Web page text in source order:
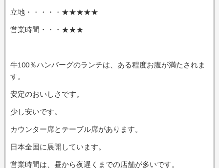
立地・・・・・★★★★★
営業時間・・・★★★
牛100％ハンバーグのランチは、ある程度お腹が満たされま
す。
安定のおいしさです。
少し安いです。
カウンター席とテーブル席があります。
日本全国に展開しています。
営業時間は、昼から夜遅くまでの店舗が多いです。